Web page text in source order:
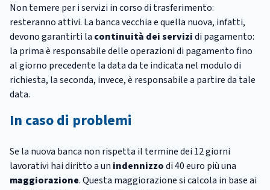
Non temere per i servizi in corso di trasferimento:
resteranno attivi. La banca vecchia e quella nuova, infatti,
devono garantirti la continuità dei servizidi pagamento:
la prima è responsabile delle operazioni di pagamento fino
al giorno precedente la data da te indicata nel modulo di
richiesta, la seconda, invece, è responsabile a partire da tale
data.
In caso di problemi
Se la nuova banca non rispetta il termine dei 12 giorni
lavorativi hai diritto a un indennizzodi 40 euro più una
maggiorazione. Questa maggiorazione si calcola in base ai